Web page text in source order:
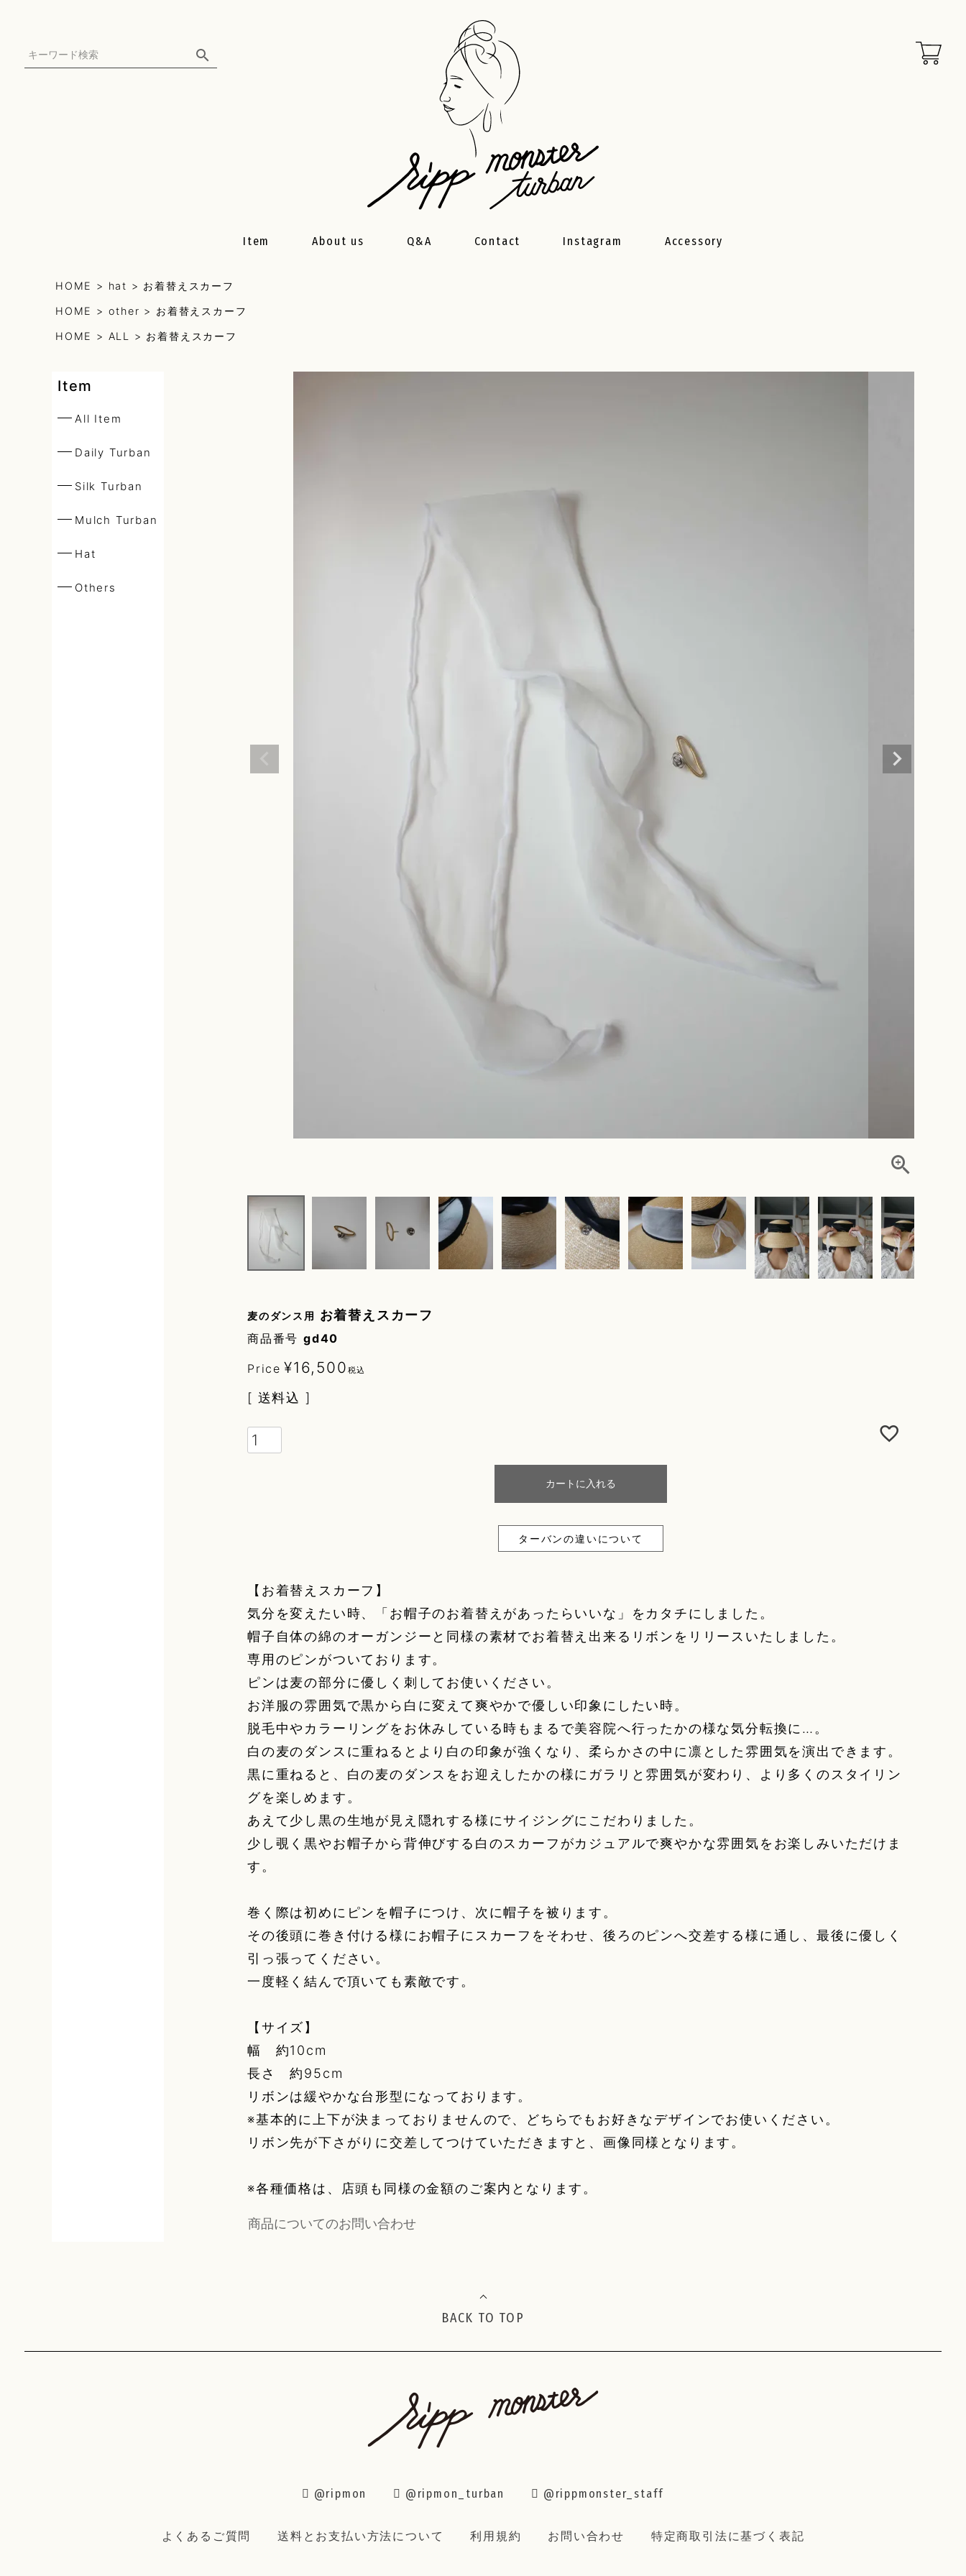
Item About us Q&A Contact Instagram Accessory
HOME hat お着替えスカーフ
HOME other お着替えスカーフ
HOME ALL お着替えスカーフ
Item
All Item
Daily Turban
Silk Turban
Mulch Turban
Hat
Others
麦のダンス用 お着替えスカーフ
商品番号 gd40
Price ¥16,500 税込
送料込
カートに入れる
ターバンの違いについて
【お着替えスカーフ】
気分を変えたい時、「お帽子のお着替えがあったらいいな」をカタチにしました。
帽子自体の綿のオーガンジーと同様の素材でお着替え出来るリボンをリリースいたしました。
専用のピンがついております。
ピンは麦の部分に優しく刺してお使いください。
お洋服の雰囲気で黒から白に変えて爽やかで優しい印象にしたい時。
脱毛中やカラーリングをお休みしている時もまるで美容院へ行ったかの様な気分転換に…。
白の麦のダンスに重ねるとより白の印象が強くなり、柔らかさの中に凛とした雰囲気を演出できます。
黒に重ねると、白の麦のダンスをお迎えしたかの様にガラリと雰囲気が変わり、より多くのスタイリン
グを楽しめます。
あえて少し黒の生地が見え隠れする様にサイジングにこだわりました。
少し覗く黒やお帽子から背伸びする白のスカーフがカジュアルで爽やかな雰囲気をお楽しみいただけま
す。
巻く際は初めにピンを帽子につけ、次に帽子を被ります。
その後頭に巻き付ける様にお帽子にスカーフをそわせ、後ろのピンへ交差する様に通し、最後に優しく
引っ張ってください。
一度軽く結んで頂いても素敵です。
【サイズ】
幅 約10cm
長さ 約95cm
リボンは緩やかな台形型になっております。
※基本的に上下が決まっておりませんので、どちらでもお好きなデザインでお使いください。
リボン先が下さがりに交差してつけていただきますと、画像同様となります。
※各種価格は、店頭も同様の金額のご案内となります。
商品についてのお問い合わせ
BACK TO TOP
@ripmon @ripmon_turban @rippmonster_staff
よくあるご質問 送料とお支払い方法について 利用規約 お問い合わせ 特定商取引法に基づく表記